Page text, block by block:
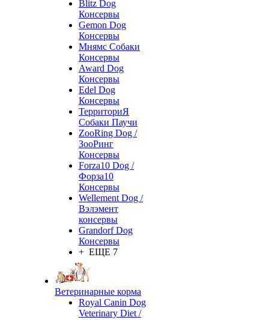
Blitz Dog
Консервы
Gemon Dog
Консервы
Мнямс Собаки
Консервы
Award Dog
Консервы
Edel Dog
Консервы
ТерриториЯ
Собаки Паучи
ZooRing Dog /
ЗооРинг
Консервы
Forza10 Dog /
Форза10
Консервы
Wellement Dog /
Вэлэмент
консервы
Grandorf Dog
Консервы
+ ЕЩЕ 7
Ветеринарные корма
Royal Canin Dog
Veterinary Diet /